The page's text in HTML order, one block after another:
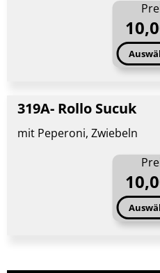
319A- Rollo Sucuk
mit Peperoni, Zwiebeln